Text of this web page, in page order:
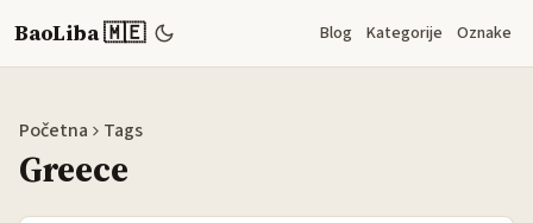
BaoLiba 🇲🇪 Blog Kategorije Oznake
Početna Tags
Greece